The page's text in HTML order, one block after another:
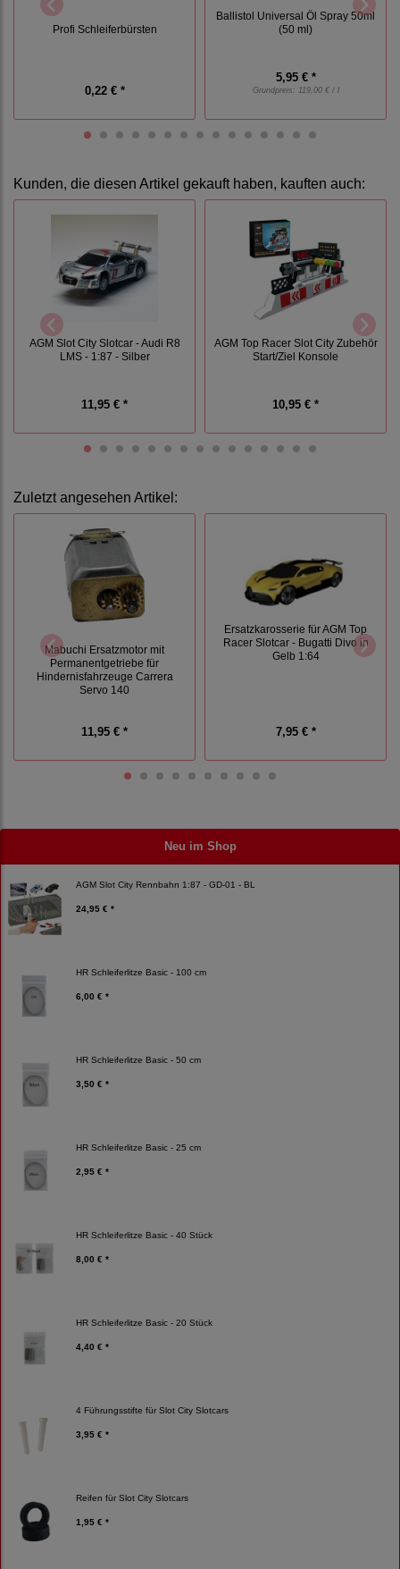
Neu im Shop
AGM Slot City Rennbahn 1:87 - GD-01 - BL
24,95 € *
HR Schleiferlitze Basic - 100 cm
6,00 € *
HR Schleiferlitze Basic - 50 cm
3,50 € *
HR Schleiferlitze Basic - 25 cm
2,95 € *
HR Schleiferlitze Basic - 40 Stück
8,00 € *
HR Schleiferlitze Basic - 20 Stück
4,40 € *
4 Führungsstifte für Slot City Slotcars
3,95 € *
Reifen für Slot City Slotcars
1,95 € *
Profi Schleiferbürsten
0,22 € *
Ballistol Universal Öl Spray 50ml
(50 ml)
5,95 € *
Grundpreis: 119,00 € / l
Kunden, die diesen Artikel gekauft haben, kauften auch:
AGM Slot City Slotcar - Audi R8
LMS - 1:87 - Silber
11,95 € *
AGM Top Racer Slot City Zubehör
Start/Ziel Konsole
10,95 € *
Zuletzt angesehen Artikel:
Mabuchi Ersatzmotor mit
Permanentgetriebe für
Hindernisfahrzeuge Carrera
Servo 140
11,95 € *
Ersatzkarosserie für AGM Top
Racer Slotcar - Bugatti Divo in
Gelb 1:64
7,95 € *